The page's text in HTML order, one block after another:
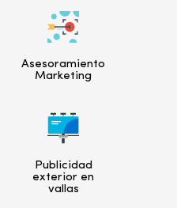
Asesoramiento
Marketing
Publicidad
exterior en
vallas